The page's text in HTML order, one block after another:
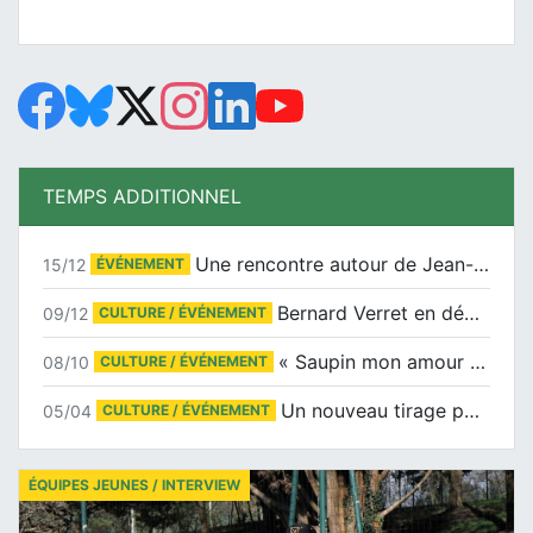
TEMPS ADDITIONNEL
15/12 ÉVÉNEMENT Une rencontre autour de Jean-Claude Suaudeau
09/12 CULTURE / ÉVÉNEMENT Bernard Verret en dédicaces le samedi 13 décembre à l’Espace Culturel Atlantis
08/10 CULTURE / ÉVÉNEMENT « Saupin mon amour » au salon du livre de Trentemoult
05/04 CULTURE / ÉVÉNEMENT Un nouveau tirage pour le Docu-BD
ÉQUIPES JEUNES / INTERVIEW